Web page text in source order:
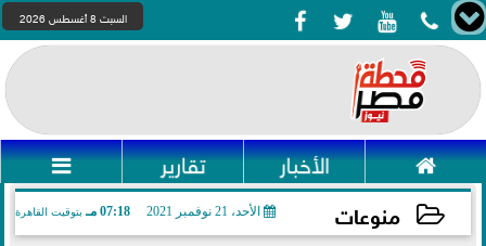
    السبت 8 أغسطس 2026
 الأخبار تقارير 
منوعات الأحد، 21 نوفمبر 2021 07:18 مـ بتوقيت القاهرة